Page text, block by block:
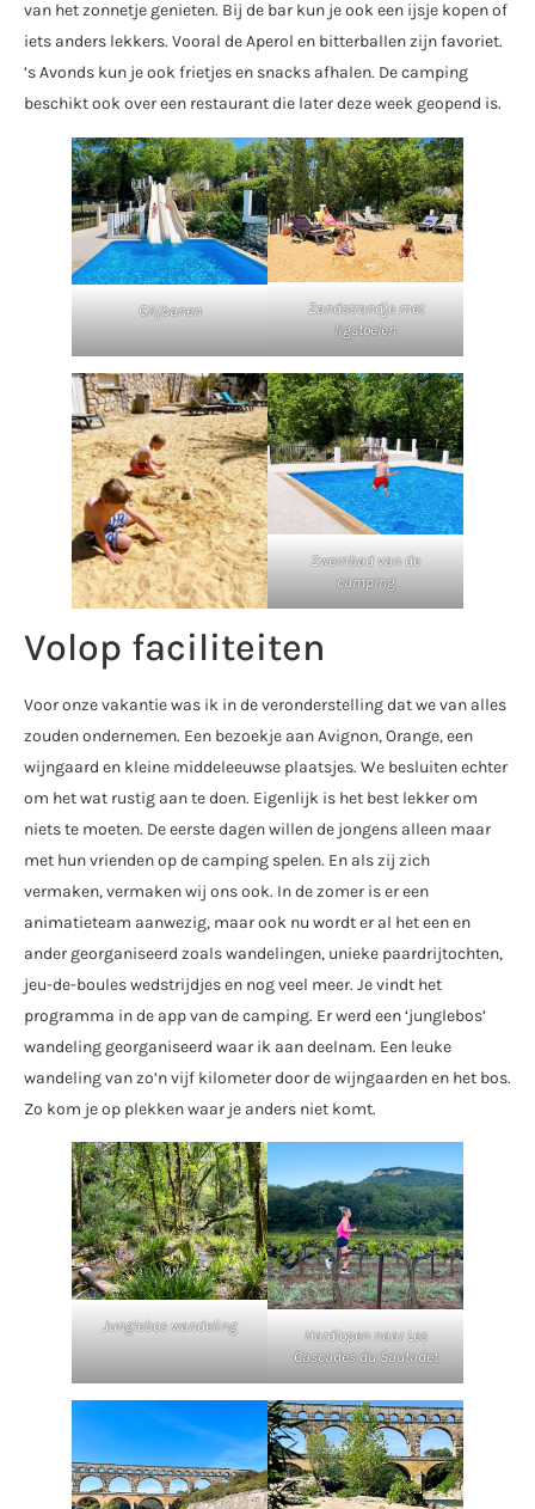
van het zonnetje genieten. Bij de bar kun je ook een ijsje kopen of
iets anders lekkers. Vooral de Aperol en bitterballen zijn favoriet.
’s Avonds kun je ook frietjes en snacks afhalen. De camping
beschikt ook over een restaurant die later deze week geopend is.
Glijbanen
Zandstrandje met
ligstoelen
Zwembad van de
camping
Volop faciliteiten
Voor onze vakantie was ik in de veronderstelling dat we van alles
zouden ondernemen. Een bezoekje aan Avignon, Orange, een
wijngaard en kleine middeleeuwse plaatsjes. We besluiten echter
om het wat rustig aan te doen. Eigenlijk is het best lekker om
niets te moeten. De eerste dagen willen de jongens alleen maar
met hun vrienden op de camping spelen. En als zij zich
vermaken, vermaken wij ons ook. In de zomer is er een
animatieteam aanwezig, maar ook nu wordt er al het een en
ander georganiseerd zoals wandelingen, unieke paardrijtochten,
jeu-de-boules wedstrijdjes en nog veel meer. Je vindt het
programma in de app van de camping. Er werd een ‘junglebos’
wandeling georganiseerd waar ik aan deelnam. Een leuke
wandeling van zo’n vijf kilometer door de wijngaarden en het bos.
Zo kom je op plekken waar je anders niet komt.
Junglebos wandeling
Hardlopen naar Les
Cascades du Sautadet